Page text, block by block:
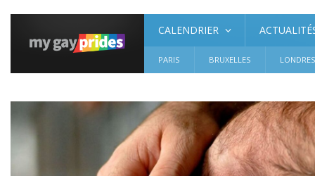
CALENDRIER
PARIS BRUXELLES LONDRES